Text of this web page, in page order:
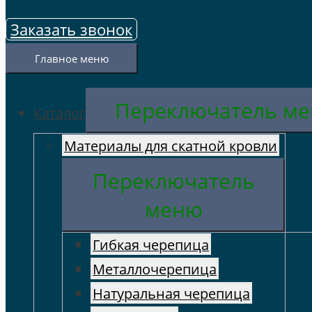
Заказать звонок
Главное меню
Каталог Переключатель
Материалы для скатной кровли
Переключатель
меню
Гибкая черепица
Металлочерепица
Натуральная черепица